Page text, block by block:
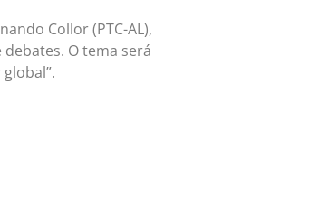
Collor (PTC-AL),
O tema será